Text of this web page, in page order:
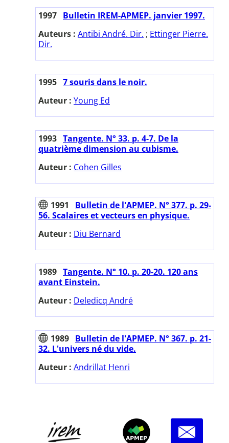
1997 Bulletin IREM-APMEP. janvier 1997.
Auteurs : Antibi André. Dir. ; Ettinger Pierre.
Dir.
1995 7 souris dans le noir.
Auteur : Young Ed
1993 Tangente. N° 33. p. 4-7. De la
quatrième dimension au cubisme.
Auteur : Cohen Gilles
1991
Bulletin de l'APMEP. N° 377. p. 29-
56. Scalaires et vecteurs en physique.
Auteur : Diu Bernard
1989 Tangente. N° 10. p. 20-20. 120 ans
avant Einstein.
Auteur : Deledicq André
1989 Bulletin de l'APMEP. N° 367. p. 21-
32. L'univers né du vide.
Auteur : Andrillat Henri